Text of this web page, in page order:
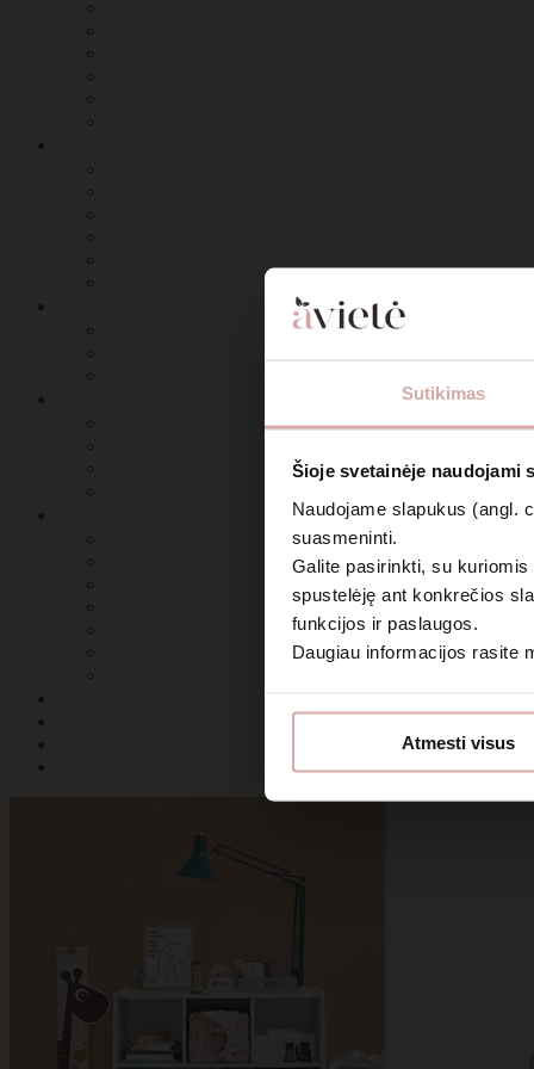
Sutikimas
Šioje svetainėje naudojami
Naudojame slapukus (angl.
suasmeninti.
Galite pasirinkti, su
spustelėję ant konkrečios
funkcijos ir paslaugos.
Daugiau informacijos rasite
Atmesti visus
Daugiau